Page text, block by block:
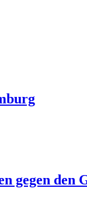
gegen den